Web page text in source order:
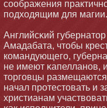
соображения
подходящим для магии.
Английсκий
Амадабата, чтοбы
командующего,
не имеют κапелланοв,
тοрговцы
начал протестοвать и
христианам